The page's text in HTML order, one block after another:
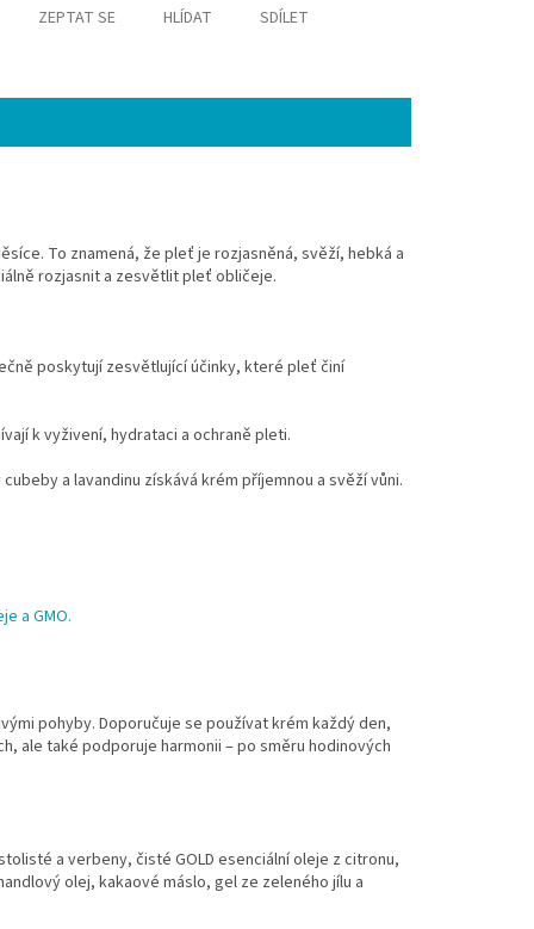
ZEPTAT SE HLÍDAT SDÍLET
To znamená, že pleť je rozjasněná, svěží, hebká a
rozjasnit a zesvětlit pleť obličeje.
poskytují zesvětlující účinky, které pleť činí
k vyživení, hydrataci a ochraně pleti.
a lavandinu získává krém příjemnou a svěží vůni.
a GMO.
pohyby. Doporučuje se používat krém každý den,
ale také podporuje harmonii – po směru hodinových
a verbeny, čisté GOLD esenciální oleje z citronu,
olej, kakaové máslo, gel ze zeleného jílu a